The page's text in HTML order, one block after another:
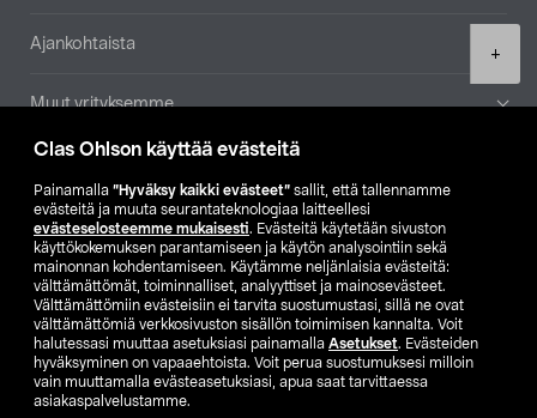
Clas Ohlson käyttää evästeitä
Painamalla ”Hyväksy kaikki evästeet” sallit, että tallennamme
evästeitä ja muuta seurantateknologiaa laitteellesi
evästeselosteemme mukaisesti. Evästeitä käytetään sivuston
käyttökokemuksen parantamiseen ja käytön analysointiin sekä
mainonnan kohdentamiseen. Käytämme neljänlaisia evästeitä:
välttämättömät, toiminnalliset, analyyttiset ja mainosevästeet.
Välttämättömiin evästeisiin ei tarvita suostumustasi, sillä ne ovat
välttämättömiä verkkosivuston sisällön toimimisen kannalta. Voit
halutessasi muuttaa asetuksiasi painamalla Asetukset. Evästeiden
hyväksyminen on vapaaehtoista. Voit perua suostumuksesi milloin
vain muuttamalla evästeasetuksiasi, apua saat tarvittaessa
asiakaspalvelustamme.
+
Ajankohtaista
Muut yrityksemme
Etsi myymälä
SE NO FI
FI SV